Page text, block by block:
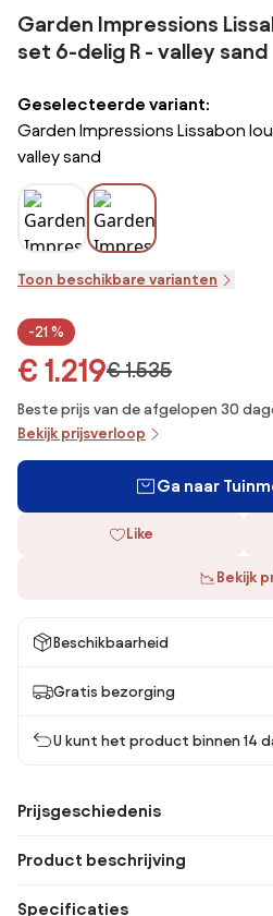
Garden Impressions
set 6-delig R - valley sand
Geselecteerde variant:
Garden Impressions Lissabon
valley sand
Toon beschikbare varianten
-21 %
€ 1.219€ 1.535
Beste prijs van de afgelopen 30
Bekijk prijsverloop
Ga naar
Like
Bekijk
Beschikbaarheid
Gratis bezorging
U kunt het product binnen 14
Prijsgeschiedenis
Product beschrijving
Specificaties